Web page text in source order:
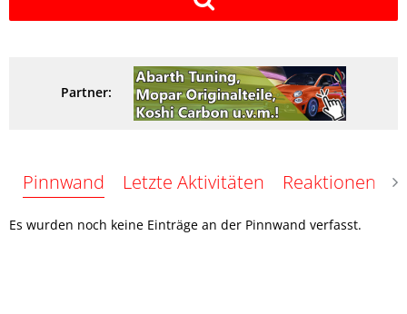
Partner:
Pinnwand Letzte Aktivitäten Reaktionen
Es wurden noch keine Einträge an der Pinnwand verfasst.